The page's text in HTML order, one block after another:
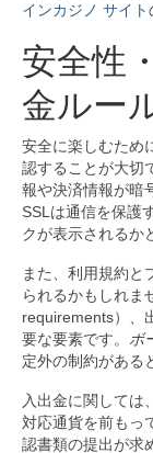
インカジノ サイト
安全性
金ルー
安全に楽しむため
認することが大切
報や決済情報が暗
SSLは通信を保護
クが表示されるか
また、利用規約と
られるかもしれま
requirements）、
要な要素です。 ボ
定外の制約がある
入出金に関しては
対応通貨を前もっ
認書類の提出が求